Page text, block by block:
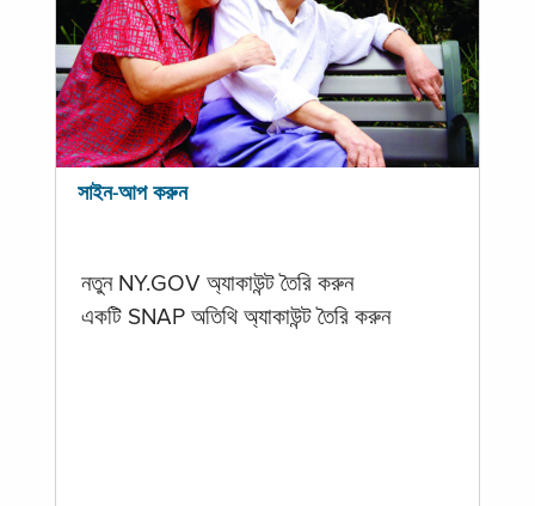
সাইন-আপ করুন
নতুন NY.GOV অ্যাকাউন্ট তৈরি করুন
একটি SNAP অতিথি অ্যাকাউন্ট তৈরি করুন